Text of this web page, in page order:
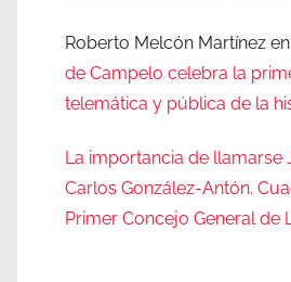
Roberto Melcón Martínez en
de Campelo celebra la
telemática y pública de la
La importancia de llamarse
Carlos González-Antón.
Primer Concejo General de